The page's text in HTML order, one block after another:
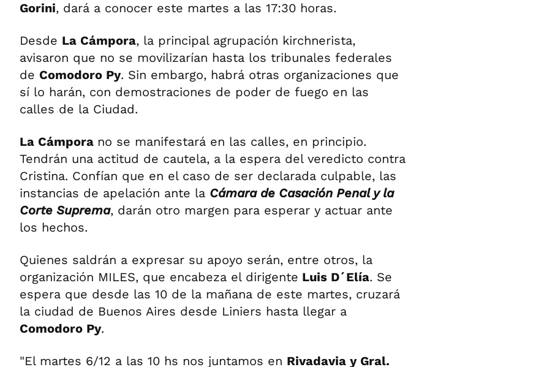
Gorini, dará a conocer este martes a las 17:30 horas.
Desde La Cámpora, la principal agrupación kirchnerista,
avisaron que no se movilizarían hasta los tribunales federales
de Comodoro Py. Sin embargo, habrá otras organizaciones que
sí lo harán, con demostraciones de poder de fuego en las
calles de la Ciudad.
La Cámpora no se manifestará en las calles, en principio.
Tendrán una actitud de cautela, a la espera del veredicto contra
Cristina. Confían que en el caso de ser declarada culpable, las
instancias de apelación ante la Cámara de Casación Penal y la
Corte Suprema, darán otro margen para esperar y actuar ante
los hechos.
Quienes saldrán a expresar su apoyo serán, entre otros, la
organización MILES, que encabeza el dirigente Luis D´Elía. Se
espera que desde las 10 de la mañana de este martes, cruzará
la ciudad de Buenos Aires desde Liniers hasta llegar a
Comodoro Py.
"El martes 6/12 a las 10 hs nos juntamos en Rivadavia y Gral.